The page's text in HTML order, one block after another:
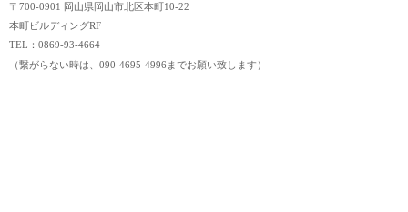
〒700-0901 岡山県岡山市北区本町10-22
本町ビルディングRF
TEL：0869-93-4664
（繋がらない時は、090-4695-4996までお願い致します）